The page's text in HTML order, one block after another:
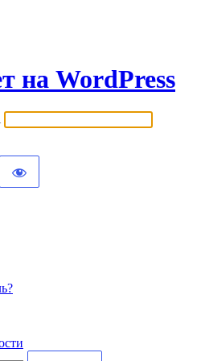
на WordPress